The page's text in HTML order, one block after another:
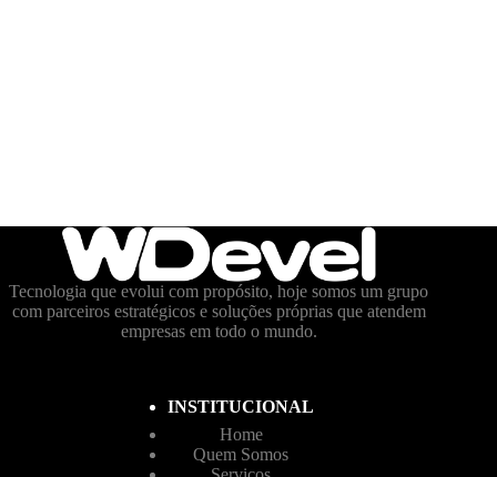
Tecnologia que evolui com propósito, hoje somos um grupo
com parceiros estratégicos e soluções próprias que atendem
empresas em todo o mundo.
INSTITUCIONAL
Home
Quem Somos